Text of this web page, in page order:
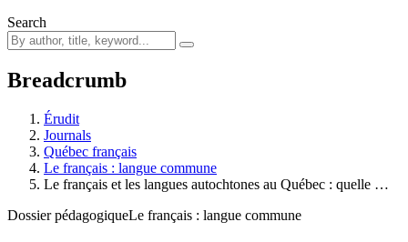
Search
Breadcrumb
Érudit
Journals
Québec français
Le français : langue commune
Le français et les langues autochtones au Québec : quelle …
Dossier pédagogiqueLe français : langue commune